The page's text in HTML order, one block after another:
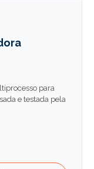
para
e testada pela